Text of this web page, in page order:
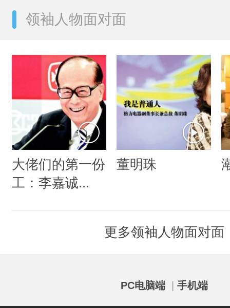
领袖人物面对面
大佬们的第一份
工：李嘉诚...
董明珠
更多领袖人物面对面
PC电脑端 手机端